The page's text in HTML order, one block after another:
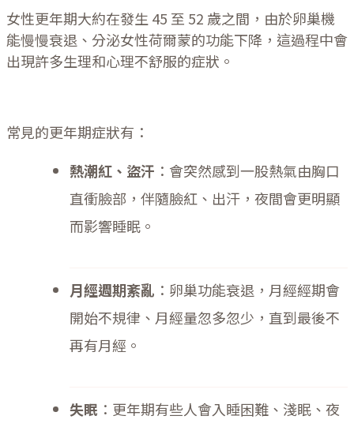
女性更年期大約在發生 45 至 52 歲之間，由於卵巢機
能慢慢衰退、分泌女性荷爾蒙的功能下降，這過程中會
出現許多生理和心理不舒服的症狀。
常見的更年期症狀有：
熱潮紅、盜汗 ：會突然感到一股熱氣由胸口
直衝臉部，伴隨臉紅、出汗，夜間會更明顯
而影響睡眠。
月經週期紊亂 ：卵巢功能衰退，月經經期會
開始不規律、月經量忽多忽少，直到最後不
再有月經。
失眠 ：更年期有些人會入睡困難、淺眠、夜